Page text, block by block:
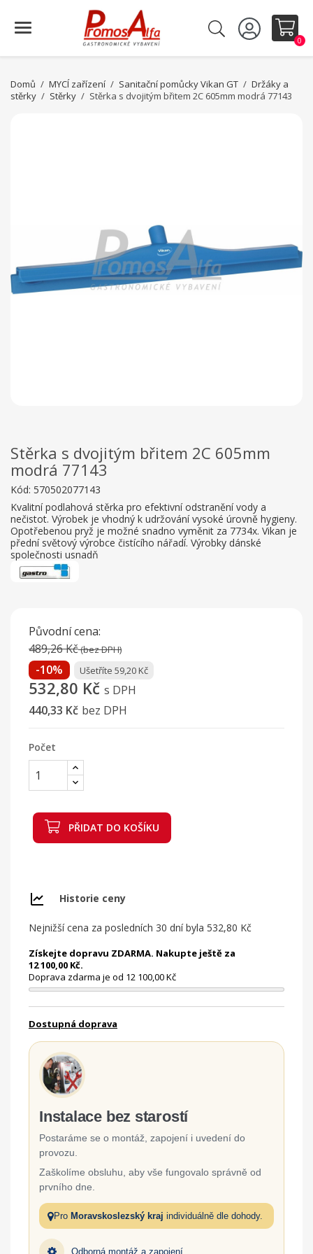
0
Domů MYCÍ zařízení Sanitační pomůcky Vikan GT
Držáky a
stěrky
Stěrky Stěrka s dvojitým břitem 2C 605mm modrá 77143
Stěrka s dvojitým břitem 2C 605mm
modrá 77143
Kód: 570502077143
Kvalitní podlahová stěrka pro efektivní odstranění vody a
nečistot. Výrobek je vhodný k udržování vysoké úrovně hygieny.
Opotřebenou pryž je možné snadno vyměnit za 7734x. Vikan je
přední světový výrobce čistícího nářadí. Výrobky dánské
společnosti usnadň
Původní cena:
489,26 Kč(bez DPH)
-10% Ušetříte 59,20 Kč
532,80 Kč s DPH
440,33 Kč bez DPH
Počet
PŘIDAT DO KOŠÍKU
Historie ceny
Nejnižší cena za posledních 30 dní byla 532,80 Kč
Získejte dopravu ZDARMA. Nakupte ještě za
12 100,00 Kč.
Doprava zdarma je od 12 100,00 Kč
Dostupná doprava
Instalace bez starostí
Postaráme se o montáž, zapojení i uvedení do
provozu.
Zaškolíme obsluhu, aby vše fungovalo správně od
prvního dne.
Pro Moravskoslezský kraj individuálně dle dohody.
Odborná montáž a zapojení